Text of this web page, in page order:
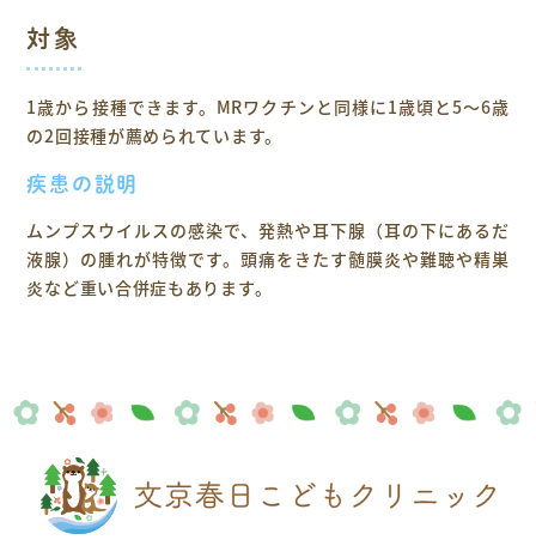
対象
1歳から接種できます。MRワクチンと同様に1歳頃と5～6歳
の2回接種が薦められています。
疾患の説明
ムンプスウイルスの感染で、発熱や耳下腺（耳の下にあるだ
液腺）の腫れが特徴です。頭痛をきたす髄膜炎や難聴や精巣
炎など重い合併症もあります。